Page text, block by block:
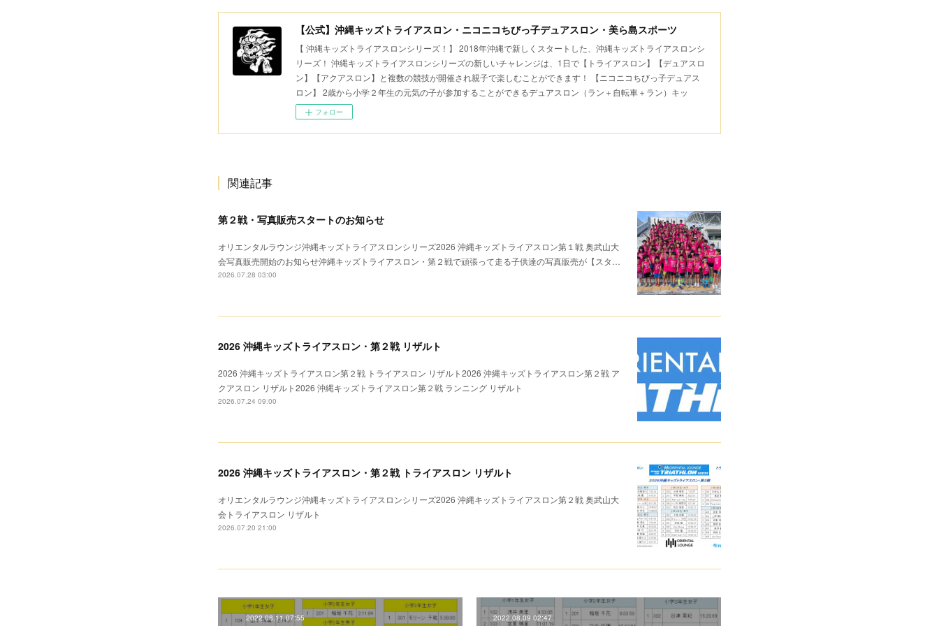
【公式】沖縄キッズトライアスロン・ニコニコちびっ子デュアスロン・美ら島スポーツ
【 沖縄キッズトライアスロンシリーズ！】 2018年沖縄で新しくスタートした、沖縄キッズトライアスロンシ
リーズ！ 沖縄キッズトライアスロンシリーズの新しいチャレンジは、1日で【トライアスロン】【デュアスロ
ン】【アクアスロン】と複数の競技が開催され親子で楽しむことができます！ 【ニコニコちびっ子デュアス
ロン】 2歳から小学２年生の元気の子が参加することができるデュアスロン（ラン＋自転車＋ラン）キッ
フォロー
関連記事
第２戦・写真販売スタートのお知らせ
オリエンタルラウンジ沖縄キッズトライアスロンシリーズ2026 沖縄キッズトライアスロン第１戦 奥武山大
会写真販売開始のお知らせ沖縄キッズトライアスロン・第２戦で頑張って走る子供達の写真販売が【スタ…
2026.07.28 03:00
2026 沖縄キッズトライアスロン・第２戦 リザルト
2026 沖縄キッズトライアスロン第２戦 トライアスロン リザルト2026 沖縄キッズトライアスロン第２戦 ア
クアスロン リザルト2026 沖縄キッズトライアスロン第２戦 ランニング リザルト
2026.07.24 09:00
2026 沖縄キッズトライアスロン・第２戦 トライアスロン リザルト
オリエンタルラウンジ沖縄キッズトライアスロンシリーズ2026 沖縄キッズトライアスロン第２戦 奥武山大
会トライアスロン リザルト
2026.07.20 21:00
2022.08.11 07:55 2022.08.09 02:47